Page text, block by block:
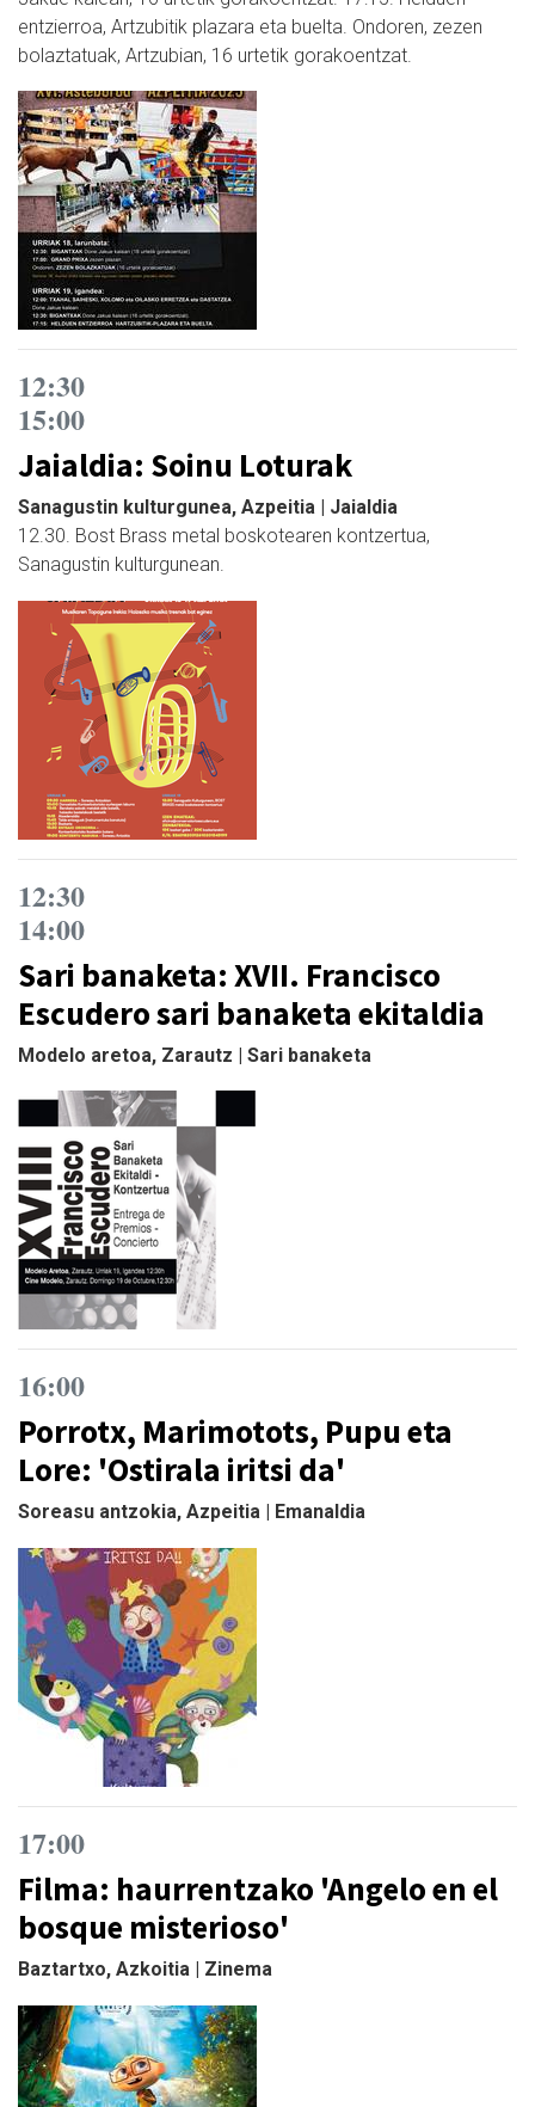
entzierroa, Artzubitik plazara eta buelta. Ondoren, zezen
bolaztatuak, Artzubian, 16 urtetik gorakoentzat.
12:30
15:00
Jaialdia: Soinu Loturak
Sanagustin kulturgunea, Azpeitia | Jaialdia
12.30. Bost Brass metal boskotearen kontzertua,
Sanagustin kulturgunean.
12:30
14:00
Sari banaketa: XVII. Francisco
Escudero sari banaketa ekitaldia
Modelo aretoa, Zarautz | Sari banaketa
16:00
Porrotx, Marimotots, Pupu eta
Lore: 'Ostirala iritsi da'
Soreasu antzokia, Azpeitia | Emanaldia
17:00
Filma: haurrentzako 'Angelo en el
bosque misterioso'
Baztartxo, Azkoitia | Zinema